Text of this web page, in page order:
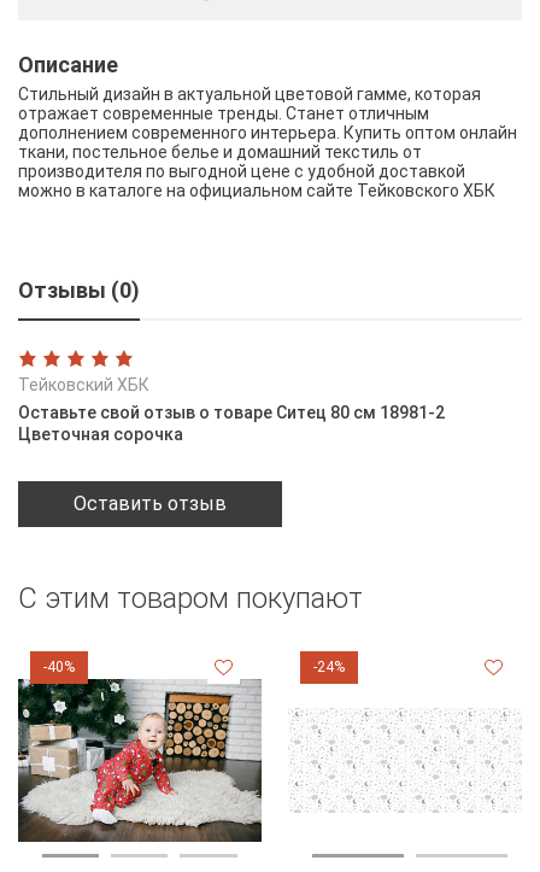
Описание
Стильный дизайн в актуальной цветовой гамме, которая
отражает современные тренды. Станет отличным
дополнением современного интерьера. Купить оптом онлайн
ткани, постельное белье и домашний текстиль от
производителя по выгодной цене с удобной доставкой
можно в каталоге на официальном сайте Тейковского ХБК
Отзывы (0)
Тейковский ХБК
Оставьте свой отзыв о товаре Ситец 80 см 18981-2
Цветочная сорочка
Оставить отзыв
С этим товаром покупают
-40% -24%